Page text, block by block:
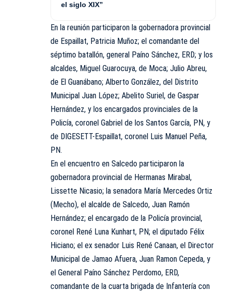
el siglo XIX”
En la reunión participaron la gobernadora provincial
de Espaillat, Patricia Muñoz; el comandante del
séptimo batallón, general Paíno Sánchez, ERD; y los
alcaldes, Miguel Guarocuya, de Moca; Julio Abreu,
de El Guanábano; Alberto González, del Distrito
Municipal Juan López; Abelito Suriel, de Gaspar
Hernández, y los encargados provinciales de la
Policía, coronel Gabriel de los Santos García, PN, y
de DIGESETT-Espaillat, coronel Luis Manuel Peña,
PN.
En el encuentro en Salcedo participaron la
gobernadora provincial de Hermanas Mirabal,
Lissette Nicasio; la senadora María Mercedes Ortiz
(Mecho), el alcalde de Salcedo, Juan Ramón
Hernández; el encargado de la Policía provincial,
coronel René Luna Kunhart, PN; el diputado Félix
Hiciano; el ex senador Luis René Canaan, el Director
Municipal de Jamao Afuera, Juan Ramon Cepeda, y
el General Paíno Sánchez Perdomo, ERD,
comandante de la cuarta brigada de Infantería con